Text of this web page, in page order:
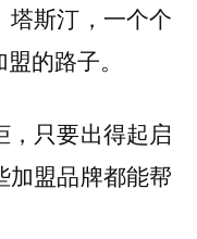
塔斯汀，一个个
的路子。
只要出得起启
加盟品牌都能帮